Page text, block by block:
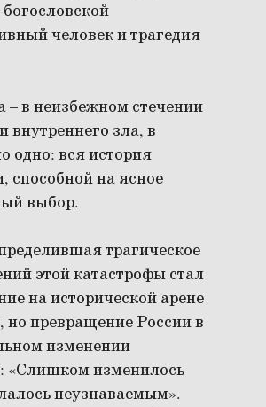
человек и трагедия
в неизбежном стечении
внутреннего зла, в
одно: вся история
способной на ясное
выбор.
трагическое
этой катастрофы стал
на исторической арене
но превращение России в
изменении
«Слишком изменилось
неузнаваемым».